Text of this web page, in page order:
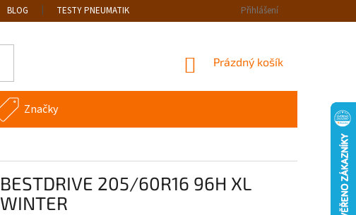
BLOG TESTY PNEUMATIK Přihlášení
NÁKUPNÍ
Prázdný košík
Značky
BESTDRIVE 205/60R16 96H XL
WINTER